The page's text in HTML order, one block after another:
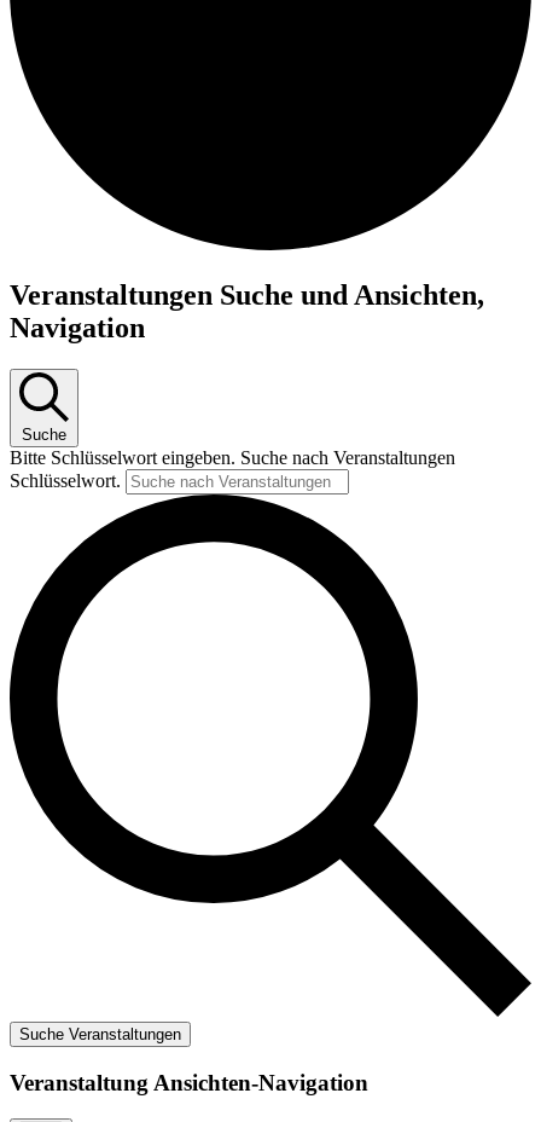
Veranstaltungen
Veranstaltungen Suche und Ansichten,
Navigation
Suche
Bitte Schlüsselwort eingeben. Suche nach Veranstaltungen
Schlüsselwort.
Suche Veranstaltungen
Veranstaltung Ansichten-Navigation